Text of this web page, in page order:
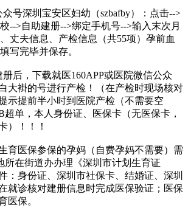
深圳宝安区妇幼（szbafby）：点击-->
-->自助建册-->绑定手机号-->输入末次月
丈夫信息、产检信息（共55项）孕前血
写完毕并保存。
，下载就医160APP或医院微信公众
大褂的号进行产检！（在产检时现场核对
示提前半小时到医院产检（不需要空
超单，本人身份证、医保卡（无医保卡，
）！！！
医保参保的孕妈（自费孕妈不需要）需
所在街道办办理《深圳市计划生育证
：身份证、深圳市社保卡、结婚证、深圳
就诊核对建册信息时完成医保验证；医保
医保。